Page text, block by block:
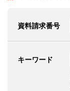
資料請求番号
キーワード